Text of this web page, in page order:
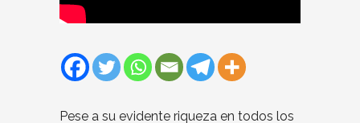
Pese a su evidente riqueza en todos los